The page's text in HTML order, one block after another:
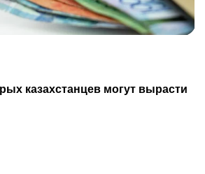
казахстанцев могут вырасти